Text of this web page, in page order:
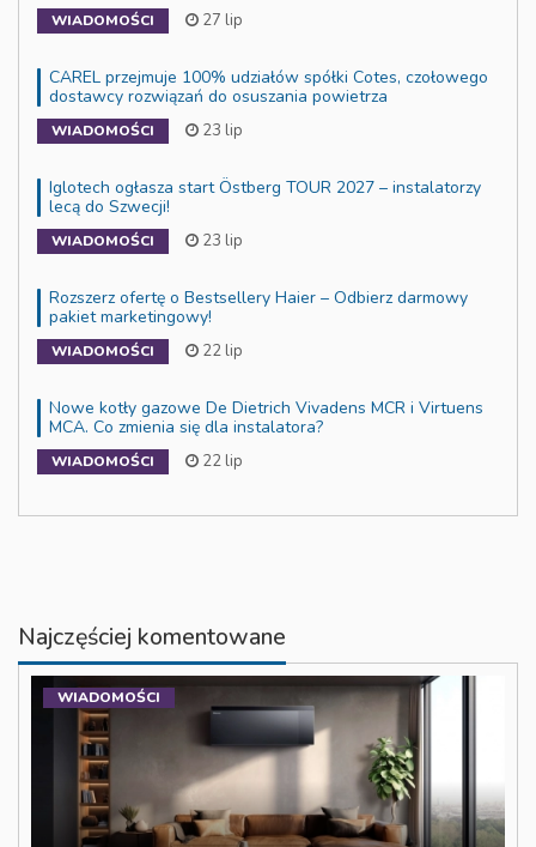
WIADOMOŚCI 27 lip
CAREL przejmuje 100% udziałów spółki Cotes, czołowego
dostawcy rozwiązań do osuszania powietrza
WIADOMOŚCI 23 lip
Iglotech ogłasza start Östberg TOUR 2027 – instalatorzy
lecą do Szwecji!
WIADOMOŚCI 23 lip
Rozszerz ofertę o Bestsellery Haier – Odbierz darmowy
pakiet marketingowy!
WIADOMOŚCI 22 lip
Nowe kotły gazowe De Dietrich Vivadens MCR i Virtuens
MCA. Co zmienia się dla instalatora?
WIADOMOŚCI 22 lip
Najczęściej komentowane
WIADOMOŚCI